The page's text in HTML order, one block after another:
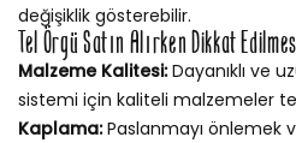
değişiklik gösterebilir.
Tel Örgü Satın Alırken Dikkat
Malzeme Kalitesi:Dayanıklı ve
sistemi için kaliteli malzemeler
Kaplama:Paslanmayı önlemek